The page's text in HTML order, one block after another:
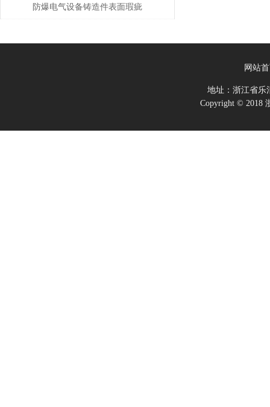
路、缺相保护等功能
防爆电气设备铸造件表面瑕疵
网站
地址：浙江省
Copyright © 2018